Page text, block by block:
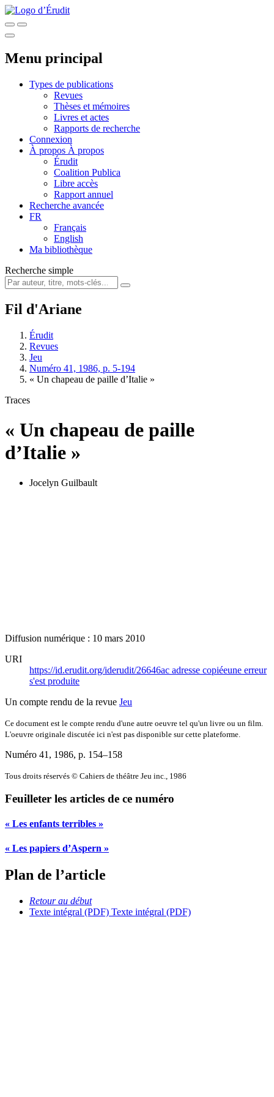
Menu principal
Types de publications
Revues
Thèses et mémoires
Livres et actes
Rapports de recherche
Connexion
À propos À propos
Érudit
Coalition Publica
Libre accès
Rapport annuel
Recherche avancée
FR
Français
English
Ma bibliothèque
Recherche simple
Fil d'Ariane
Érudit
Revues
Jeu
Numéro 41, 1986, p. 5-194
« Un chapeau de paille d’Italie »
Traces
« Un chapeau de paille
d’Italie »
Jocelyn Guilbault
Diffusion numérique : 10 mars 2010
URI
https://id.erudit.org/iderudit/26646ac adresse copiéeune erreur
s'est produite
Un compte rendu de la revue Jeu
Ce document est le compte rendu d'une autre oeuvre tel qu'un livre ou un film.
L'oeuvre originale discutée ici n'est pas disponible sur cette plateforme.
Numéro 41, 1986, p. 154–158
Tous droits réservés © Cahiers de théâtre Jeu inc., 1986
Feuilleter les articles de ce numéro
« Les enfants terribles »
« Les papiers d’Aspern »
Plan de l’article
Retour au début
Texte intégral (PDF) Texte intégral (PDF)